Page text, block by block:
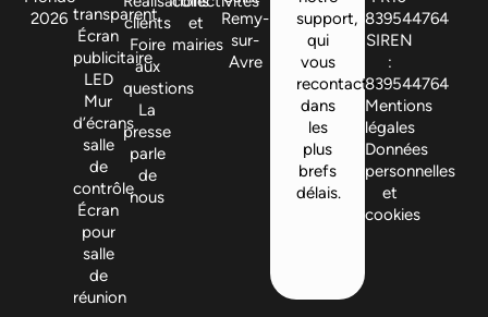
2026 transparent
Écran
publicitaire
LED
Mur
d’écrans
salle
de
contrôle
Écran
pour
salle
de
réunion
clients
Foire
aux
questions
La
presse
parle
de
nous
et
mairies
Remy-
sur-
Avre
support,
qui
vous
recontactera
dans
les
plus
brefs
délais.
839544764
SIREN
:
839544764
Mentions
légales
Données
personnelles
et
cookies